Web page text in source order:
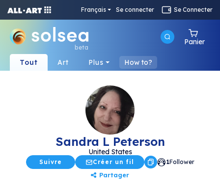
Français Se connecter Se Connecter
beta
Panier
Tout Art Plus How to?
Sandra L Peterson
United States
Suivre Créer un fil 1Follower
Partager